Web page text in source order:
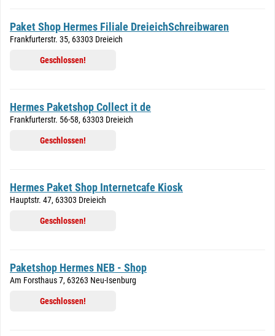
Paket Shop Hermes Filiale DreieichSchreibwaren
Frankfurterstr. 35, 63303 Dreieich
Geschlossen!
Hermes Paketshop Collect it de
Frankfurterstr. 56-58, 63303 Dreieich
Geschlossen!
Hermes Paket Shop Internetcafe Kiosk
Hauptstr. 47, 63303 Dreieich
Geschlossen!
Paketshop Hermes NEB - Shop
Am Forsthaus 7, 63263 Neu-Isenburg
Geschlossen!